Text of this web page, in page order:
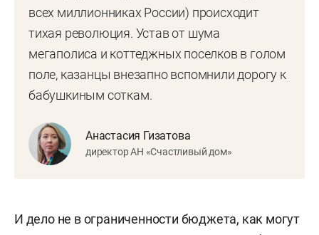
всех миллионниках России) происходит
тихая революция. Устав от шума
мегаполиса и коттеджных поселков в голом
поле, казанцы внезапно вспомнили дорогу к
бабушкиным соткам.
Анастасия Гизатова
директор АН «Счастливый дом»
И дело не в ограниченности бюджета, как могут